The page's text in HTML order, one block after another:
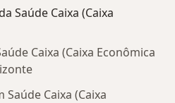
Saúde Caixa (Caixa
Caixa (Caixa Econômica
Caixa (Caixa